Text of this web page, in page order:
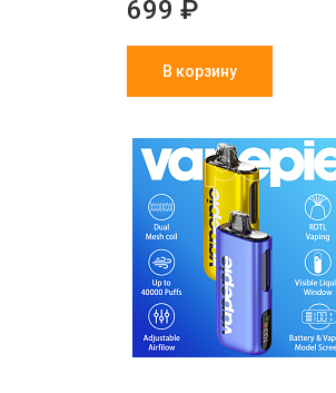
699 ₽
В корзину